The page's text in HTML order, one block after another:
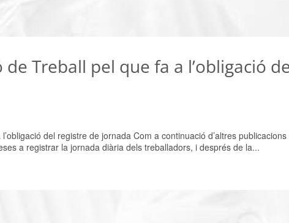
Treball pel que fa a l’obligació
del registre de jornada Com a continuació d’altres
a registrar la jornada diària dels treballadors, i després de la...